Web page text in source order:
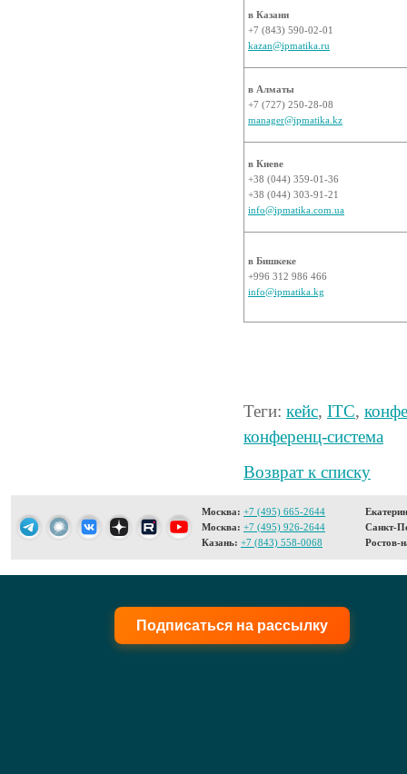
в Казани
+7 (843) 590-02-01
kazan@ipmatika.ru
в Алматы
+7 (727) 250-28-08
manager@ipmatika.kz
в Киеве
+38 (044) 359-01-36
+38 (044) 303-91-21
info@ipmatika.com.ua
в Бишкеке
+996 312 986 466
info@ipmatika.kg
Теги: кейс, ITC,
конференц-система
Возврат к списку
Москва: +7 (495) 665-2644
Москва: +7 (495) 926-2644
Казань: +7 (843) 558-0068
Санкт-
Ростов-
Подписаться на рассылку